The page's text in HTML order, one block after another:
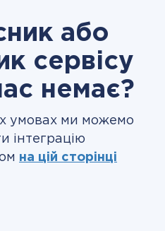
або
сервісу
немає?
умовах ми можемо
інтеграцію
на цій сторінці